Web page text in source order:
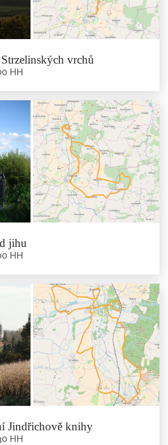
Dębowiec -...
vrchů
HH
Strzelinských vrchů
28.5 km | 4:00 hh
Kalinowice - Witostowice - Raczyce - Skalice -
Pramen Cyrila -...
jihu
HH
sever od jihu
38.4 km | 5:00 hh
Wielka - Wilemowice - Dębowiec - Horní
- Nový...
Jindřichově knihy
HH